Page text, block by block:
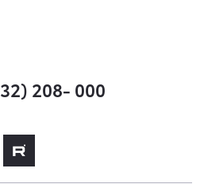
208- 000